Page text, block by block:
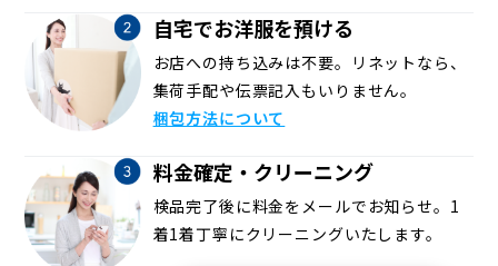
自宅でお洋服を預ける
お店への持ち込みは不要。リネットなら、
集荷手配や伝票記入もいりません。
梱包方法について
料金確定・クリーニング
検品完了後に料金をメールでお知らせ。1
着1着丁寧にクリーニングいたします。